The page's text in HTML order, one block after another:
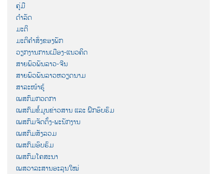
ຄູ່ມື
ດຳລັດ
ມະຕິ
ມະຕິຄຳສັ່ງຂອງພັກ
ວຽກງານການເມືອງ-ແນວຄິດ
ສາຍພົວພັນລາວ-ຈີນ
ສາຍພົວພັນລາວຫວຽດນາມ
ສາລະໜ້າຮູ້
ເພສກົມກວດກາ
ເພສກົມຂໍ້ມູນຂ່າວສານ ແລະ ຝຶກອົບຮົມ
ເພສກົມຈັດຕັ້ງ-ພະນັກງານ
ເພສກົມສັງລວມ
ເພສກົມອົບຮົມ
ເພສກົມໂຄສະນາ
ເພສວາລະສານອະລຸນໃໝ່